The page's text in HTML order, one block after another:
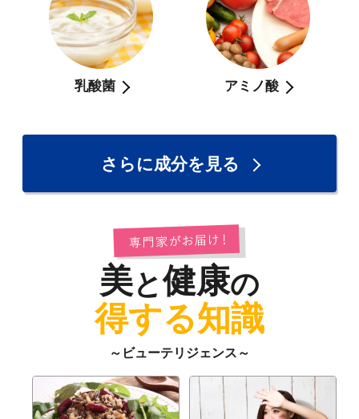
乳酸菌 アミノ酸
さらに成分を見る
美と健康の
得する知識
～ビューテリジェンス～